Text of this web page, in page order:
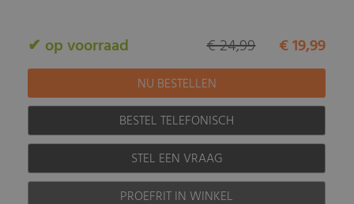
✔ op voorraad € 19,99
€ 24,99
BESTEL TELEFONISCH
STEL EEN VRAAG
PROEFRIT IN WINKEL